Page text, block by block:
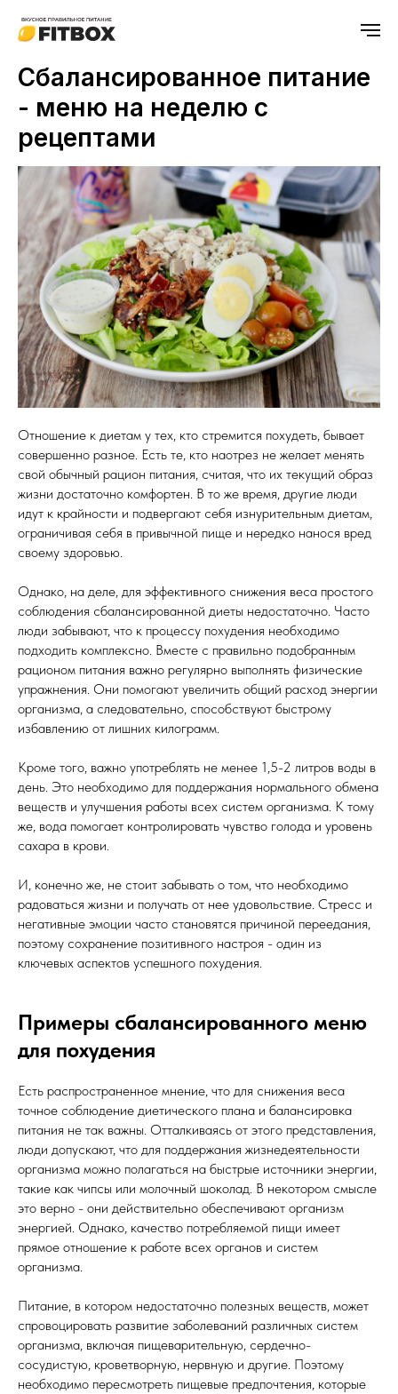
Сбалансированное питание
- меню на неделю с
рецептами
Отношение к диетам у тех, кто стремится похудеть, бывает
совершенно разное. Есть те, кто наотрез не желает менять
свой обычный рацион питания, считая, что их текущий образ
жизни достаточно комфортен. В то же время, другие люди
идут к крайности и подвергают себя изнурительным диетам,
ограничивая себя в привычной пище и нередко нанося вред
своему здоровью.
Однако, на деле, для эффективного снижения веса простого
соблюдения сбалансированной диеты недостаточно. Часто
люди забывают, что к процессу похудения необходимо
подходить комплексно. Вместе с правильно подобранным
рационом питания важно регулярно выполнять физические
упражнения. Они помогают увеличить общий расход энергии
организма, а следовательно, способствуют быстрому
избавлению от лишних килограмм.
Кроме того, важно употреблять не менее 1,5-2 литров воды в
день. Это необходимо для поддержания нормального обмена
веществ и улучшения работы всех систем организма. К тому
же, вода помогает контролировать чувство голода и уровень
сахара в крови.
И, конечно же, не стоит забывать о том, что необходимо
радоваться жизни и получать от нее удовольствие. Стресс и
негативные эмоции часто становятся причиной переедания,
поэтому сохранение позитивного настроя - один из
ключевых аспектов успешного похудения.
Примеры сбалансированного меню
для похудения
Есть распространенное мнение, что для снижения веса
точное соблюдение диетического плана и балансировка
питания не так важны. Отталкиваясь от этого представления,
люди допускают, что для поддержания жизнедеятельности
организма можно полагаться на быстрые источники энергии,
такие как чипсы или молочный шоколад. В некотором смысле
это верно - они действительно обеспечивают организм
энергией. Однако, качество потребляемой пищи имеет
прямое отношение к работе всех органов и систем
организма.
Питание, в котором недостаточно полезных веществ, может
спровоцировать развитие заболеваний различных систем
организма, включая пищеварительную, сердечно-
сосудистую, кроветворную, нервную и другие. Поэтому
необходимо пересмотреть пищевые предпочтения, которые